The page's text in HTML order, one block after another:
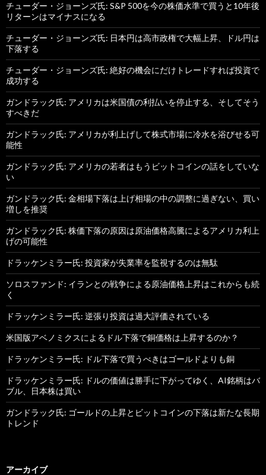
チューダー・ジョーンズ氏: S&P 500を今の株価水準で買うと10年後
リターンはマイナスになる
チューダー・ジョーンズ氏: 日本円は高市政権で大幅上昇、ドル円は
下落する
チューダー・ジョーンズ氏: 絶好の機会にだけトレードすれば投資で
成功する
ガンドラック氏: アメリカは米国債の利払いを停止する、そしてそう
すべきだ
ガンドラック氏: アメリカが利上げして株式市場に冷水を浴びせる可
能性
ガンドラック氏: アメリカの若者はもうビットコインの話をしていな
い
ガンドラック氏: 金相場下落は上げ相場の中の調整に過ぎない、買い
増しを推奨
ガンドラック氏: 株価下落の原因は原油価格高騰によるアメリカ利上
げの可能性
ドラッケンミラー氏: 投資家が失業率を監視するのは無駄
ソロスファンド: イランとの戦争による原油価格上昇はこれからも続
く
ドラッケンミラー氏: 逆張り投資は過大評価されている
米国版アベノミクスによるドル下落で銅価格は上昇するのか？
ドラッケンミラー氏: ドル下落で買うべきはゴールドよりも銅
ドラッケンミラー氏: ドルの価値は勝手に下がってゆく、AI銘柄はバ
ブル、日本株は買い
ガンドラック氏: ゴールドの上昇とビットコインの下落は新たな長期
トレンド
アーカイブ